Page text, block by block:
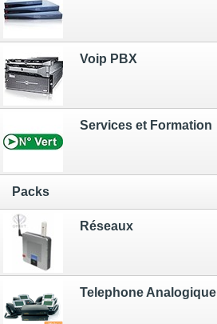
Voip PBX
Services et Formation
Packs
Réseaux
Telephone Analogique